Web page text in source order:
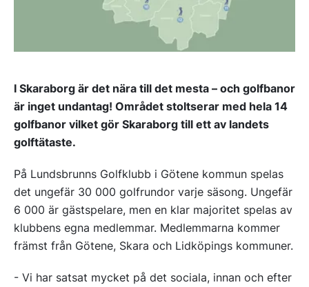
I Skaraborg är det nära till det mesta – och golfbanor
är inget undantag! Området stoltserar med hela 14
golfbanor vilket gör Skaraborg till ett av landets
golftätaste.
På Lundsbrunns Golfklubb i Götene kommun spelas
det ungefär 30 000 golfrundor varje säsong. Ungefär
6 000 är gästspelare, men en klar majoritet spelas av
klubbens egna medlemmar. Medlemmarna kommer
främst från Götene, Skara och Lidköpings kommuner.
- Vi har satsat mycket på det sociala, innan och efter